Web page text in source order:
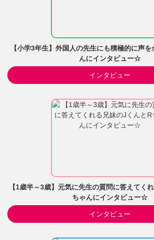
【小学3年生】外国人の先生にも積極的に声
んにインタビュー☆
インタビュー
【1歳半～3歳】元気に先生の質問に答えてく
ちゃんにインタビュー☆
インタビュー